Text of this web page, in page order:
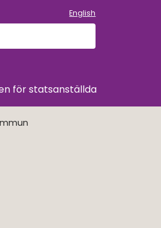
English
för statsanställda